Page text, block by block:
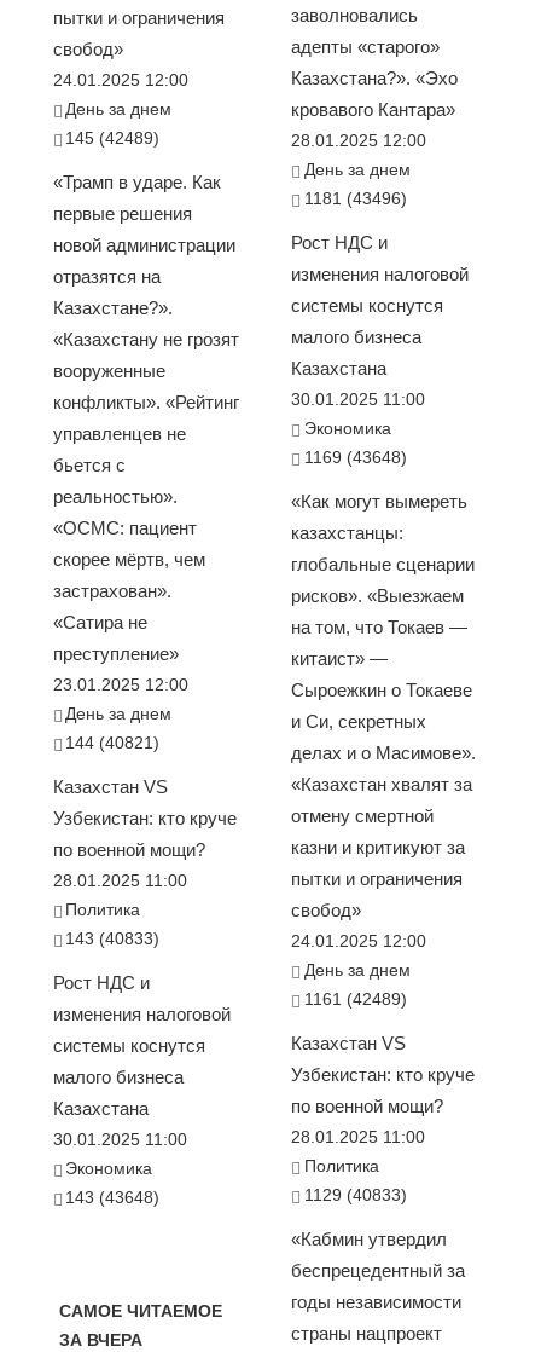
пытки и ограничения
свобод»
24.01.2025 12:00
День за днем
145 (42489)
«Трамп в ударе. Как
первые решения
новой администрации
отразятся на
Казахстане?».
«Казахстану не грозят
вооруженные
конфликты». «Рейтинг
управленцев не
бьется с
реальностью».
«ОСМС: пациент
скорее мёртв, чем
застрахован».
«Сатира не
преступление»
23.01.2025 12:00
День за днем
144 (40821)
Казахстан VS
Узбекистан: кто круче
по военной мощи?
28.01.2025 11:00
Политика
143 (40833)
Рост НДС и
изменения налоговой
системы коснутся
малого бизнеса
Казахстана
30.01.2025 11:00
Экономика
143 (43648)
САМОЕ ЧИТАЕМОЕ
ЗА ВЧЕРА
заволновались
адепты «старого»
Казахстана?». «Эхо
кровавого Кантара»
28.01.2025 12:00
День за днем
1181 (43496)
Рост НДС и
изменения налоговой
системы коснутся
малого бизнеса
Казахстана
30.01.2025 11:00
Экономика
1169 (43648)
«Как могут вымереть
казахстанцы:
глобальные сценарии
рисков». «Выезжаем
на том, что Токаев —
китаист» —
Сыроежкин о Токаеве
и Си, секретных
делах и о Масимове».
«Казахстан хвалят за
отмену смертной
казни и критикуют за
пытки и ограничения
свобод»
24.01.2025 12:00
День за днем
1161 (42489)
Казахстан VS
Узбекистан: кто круче
по военной мощи?
28.01.2025 11:00
Политика
1129 (40833)
«Кабмин утвердил
беспрецедентный за
годы независимости
страны нацпроект